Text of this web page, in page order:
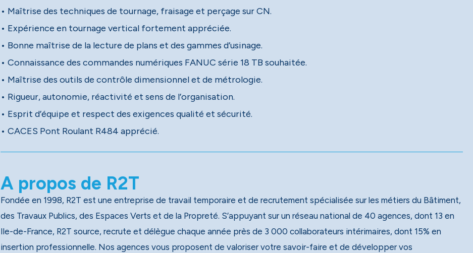
• Maîtrise des techniques de tournage, fraisage et perçage sur CN.
• Expérience en tournage vertical fortement appréciée.
• Bonne maîtrise de la lecture de plans et des gammes d’usinage.
• Connaissance des commandes numériques FANUC série 18 TB souhaitée.
• Maîtrise des outils de contrôle dimensionnel et de métrologie.
• Rigueur, autonomie, réactivité et sens de l’organisation.
• Esprit d’équipe et respect des exigences qualité et sécurité.
• CACES Pont Roulant R484 apprécié.
A propos de R2T
Fondée en 1998, R2T est une entreprise de travail temporaire et de recrutement spécialisée sur les métiers du Bâtiment,
des Travaux Publics, des Espaces Verts et de la Propreté. S’appuyant sur un réseau national de 40 agences, dont 13 en
Ile-de-France, R2T source, recrute et délègue chaque année près de 3 000 collaborateurs intérimaires, dont 15% en
insertion professionnelle. Nos agences vous proposent de valoriser votre savoir-faire et de développer vos